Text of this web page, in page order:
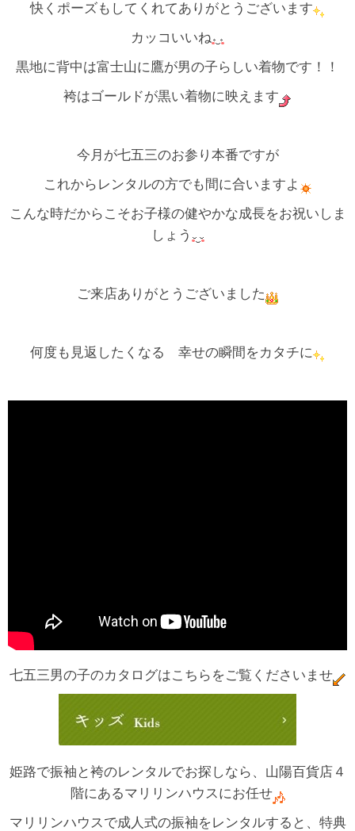
快くポーズもしてくれてありがとうございます
カッコいいね
黒地に背中は富士山に鷹が男の子らしい着物です！！
袴はゴールドが黒い着物に映えます
今月が七五三のお参り本番ですが
これからレンタルの方でも間に合いますよ
こんな時だからこそお子様の健やかな成長をお祝いしま
しょう
ご来店ありがとうございました
何度も見返したくなる 幸せの瞬間をカタチに
七五三男の子のカタログはこちらをご覧くださいませ
姫路で振袖と袴のレンタルでお探しなら、山陽百貨店４
階にあるマリリンハウスにお任せ
マリリンハウスで成人式の振袖をレンタルすると、特典